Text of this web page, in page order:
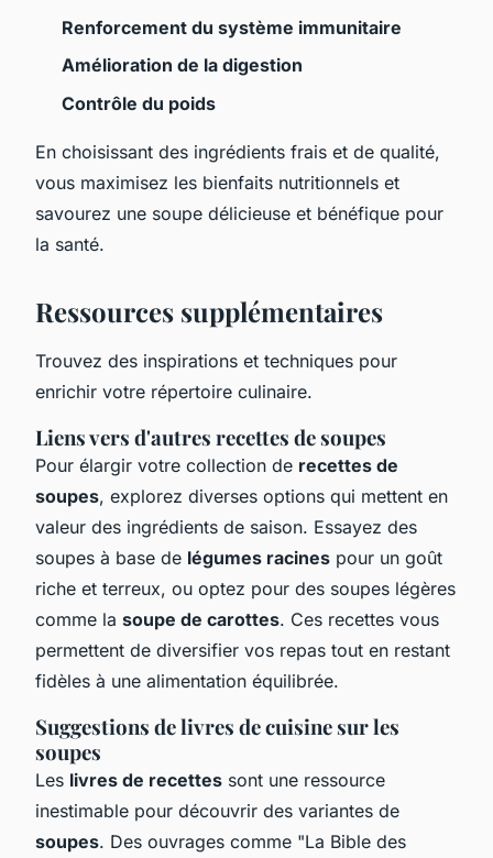
Renforcement du système immunitaire
Amélioration de la digestion
Contrôle du poids
En choisissant des ingrédients frais et de qualité,
vous maximisez les bienfaits nutritionnels et
savourez une soupe délicieuse et bénéfique pour
la santé.
Ressources supplémentaires
Trouvez des inspirations et techniques pour
enrichir votre répertoire culinaire.
Liens vers d'autres recettes de soupes
Pour élargir votre collection de recettes de
soupes, explorez diverses options qui mettent en
valeur des ingrédients de saison. Essayez des
soupes à base de légumes racines pour un goût
riche et terreux, ou optez pour des soupes légères
comme la soupe de carottes. Ces recettes vous
permettent de diversifier vos repas tout en restant
fidèles à une alimentation équilibrée.
Suggestions de livres de cuisine sur les
soupes
Les livres de recettes sont une ressource
inestimable pour découvrir des variantes de
soupes. Des ouvrages comme "La Bible des